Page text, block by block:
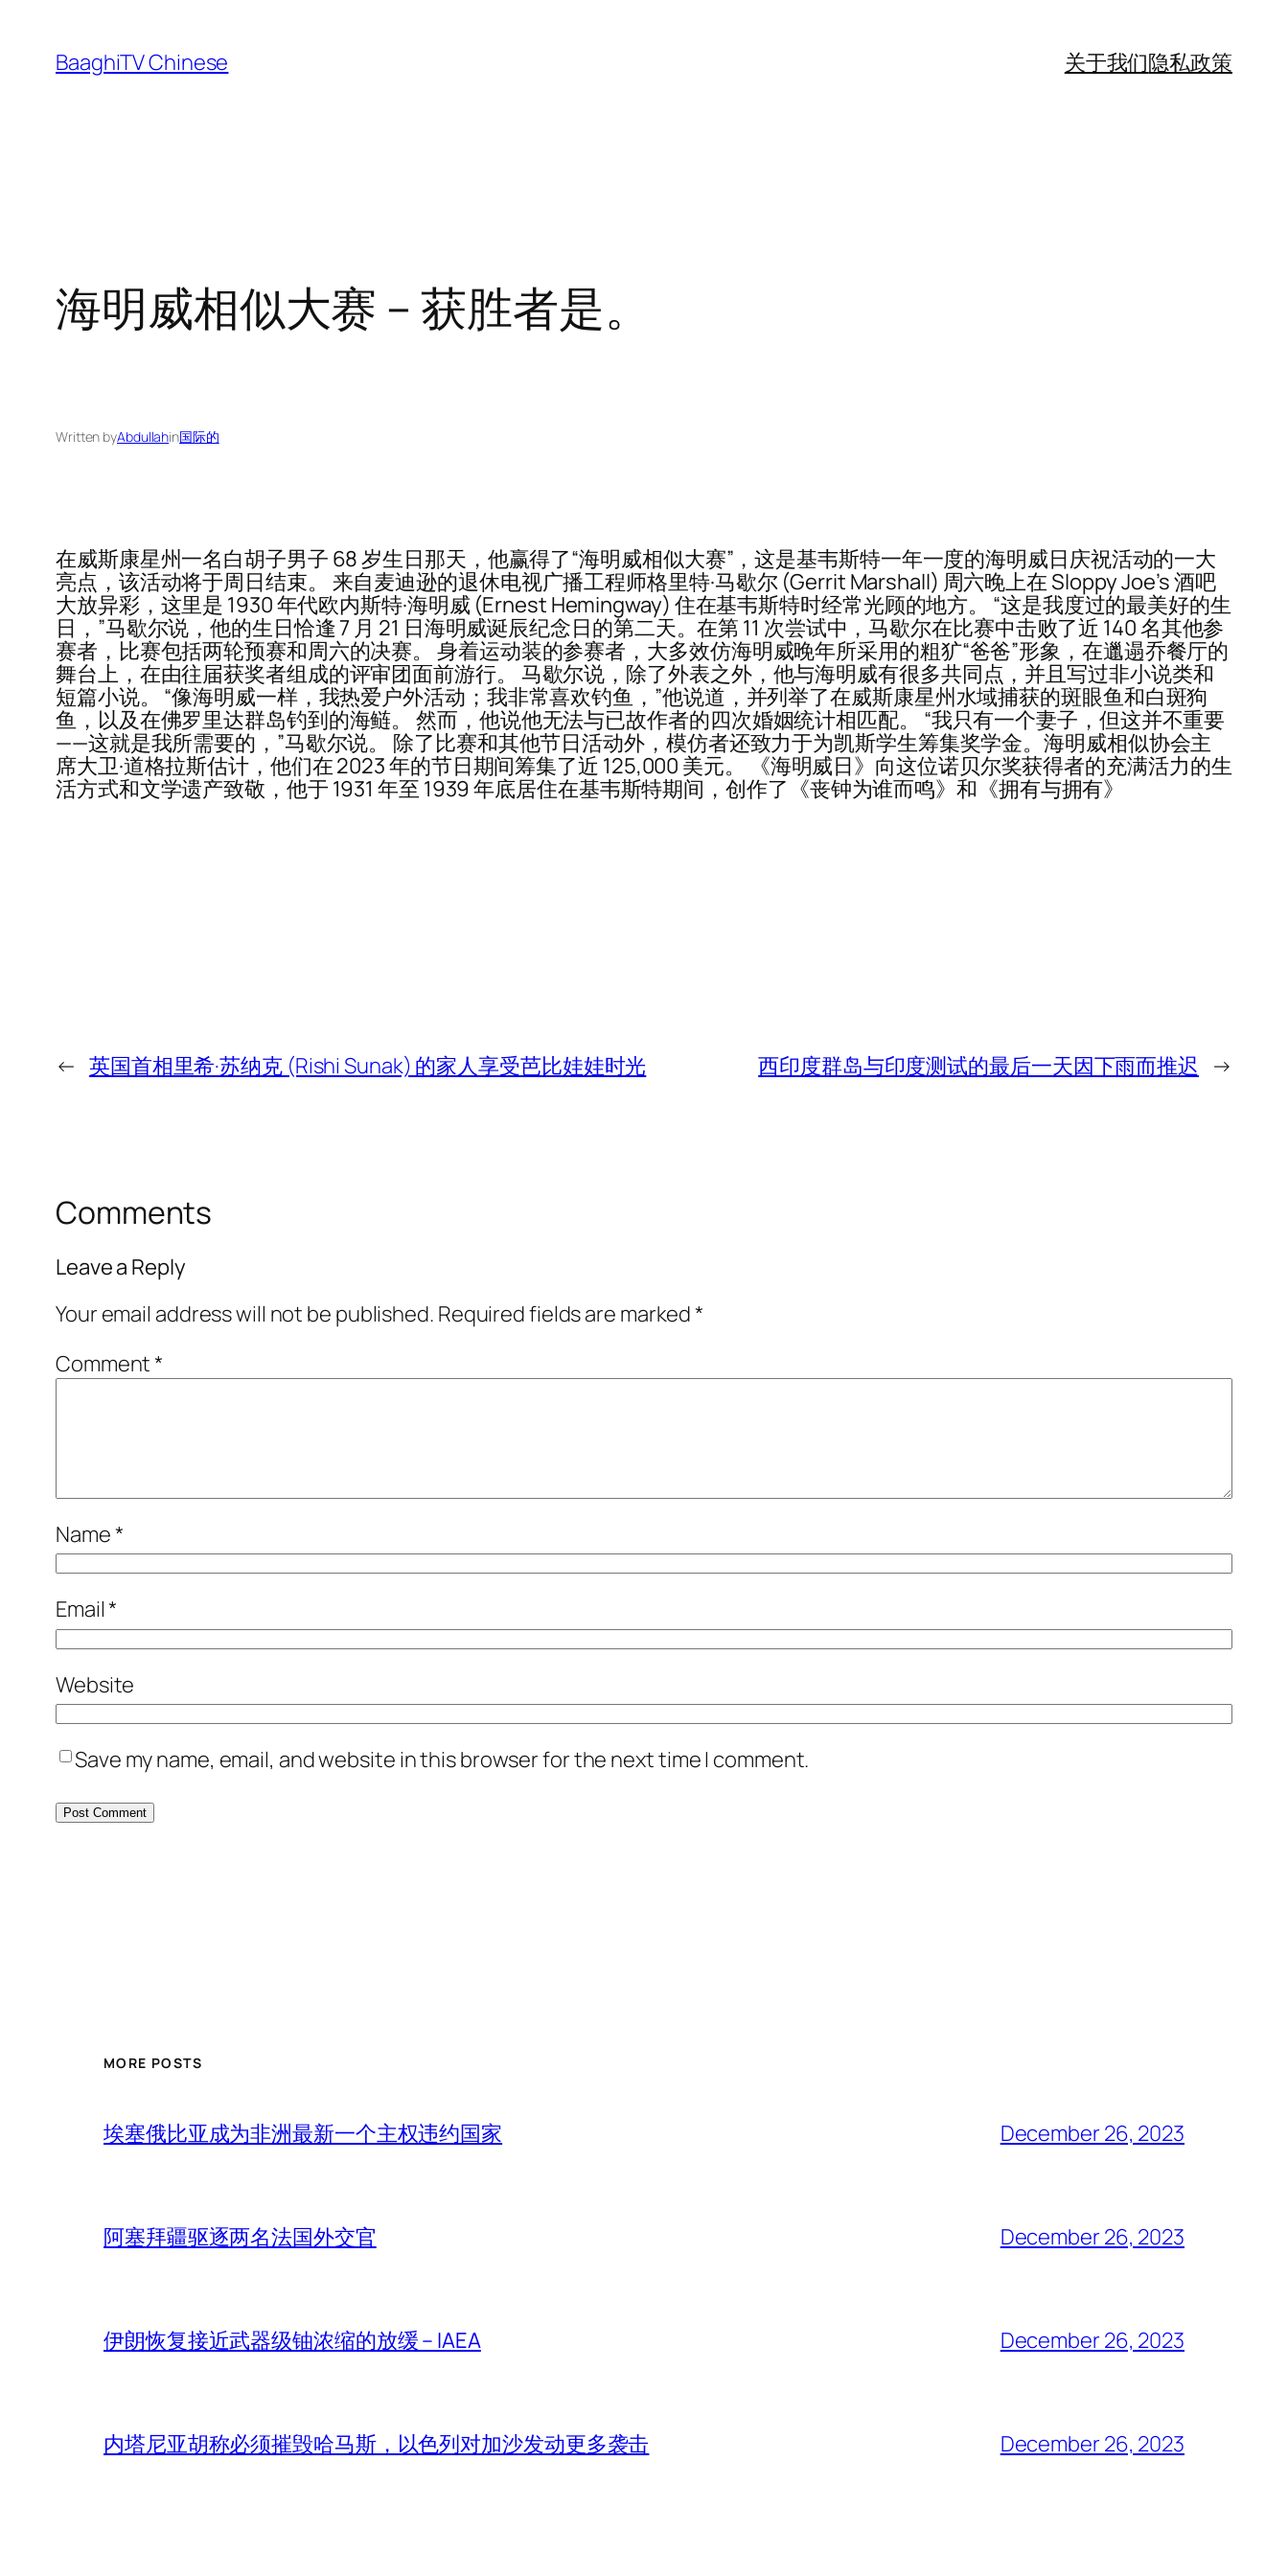
content
BaaghiTV Chinese 关于我们隐私政策
海明威相似大赛 – 获胜者是。
Written byAbdullahin国际的
在威斯康星州一名白胡子男子 68 岁生日那天，他赢得了“海明威相似大赛”，这是基韦斯特一年一度的海明威日庆祝活动的一大
亮点，该活动将于周日结束。 来自麦迪逊的退休电视广播工程师格里特·马歇尔 (Gerrit Marshall) 周六晚上在 Sloppy Joe’s 酒吧
大放异彩，这里是 1930 年代欧内斯特·海明威 (Ernest Hemingway) 住在基韦斯特时经常光顾的地方。 “这是我度过的最美好的生
日，”马歇尔说，他的生日恰逢 7 月 21 日海明威诞辰纪念日的第二天。在第 11 次尝试中，马歇尔在比赛中击败了近 140 名其他参
赛者，比赛包括两轮预赛和周六的决赛。 身着运动装的参赛者，大多效仿海明威晚年所采用的粗犷“爸爸”形象，在邋遢乔餐厅的
舞台上，在由往届获奖者组成的评审团面前游行。 马歇尔说，除了外表之外，他与海明威有很多共同点，并且写过非小说类和
短篇小说。 “像海明威一样，我热爱户外活动；我非常喜欢钓鱼，”他说道，并列举了在威斯康星州水域捕获的斑眼鱼和白斑狗
鱼，以及在佛罗里达群岛钓到的海鲢。 然而，他说他无法与已故作者的四次婚姻统计相匹配。 “我只有一​​个妻子，但这并不重要
——这就是我所需要的，”马歇尔说。 除了比赛和其他节日活动外，模仿者还致力于为凯斯学生筹集奖学金。海明威相似协会主
席大卫·道格拉斯估计，他们在 2023 年的节日期间筹集了近 125,000 美元。 《海明威日》向这位诺贝尔奖获得者的充满活力的生
活方式和文学遗产致敬，他于 1931 年至 1939 年底居住在基韦斯特期间，创作了《丧钟为谁而鸣》和《拥有与拥有》
← 英国首相里希·苏纳克 (Rishi Sunak) 的家人享受芭比娃娃时光 西印度群岛与印度测试的最后一天因下雨而推迟 →
Comments
Leave a Reply
Your email address will not be published. Required fields are marked*
Comment*
Name*
Email*
Website
Save my name, email, and website in this browser for the next time I comment.
MORE POSTS
埃塞俄比亚成为非洲最新一个主权违约国家 December 26, 2023
阿塞拜疆驱逐两名法国外交官 December 26, 2023
伊朗恢复接近武器级铀浓缩的放缓 – IAEA December 26, 2023
内塔尼亚胡称必须摧毁哈马斯，以色列对加沙发动更多袭击 December 26, 2023